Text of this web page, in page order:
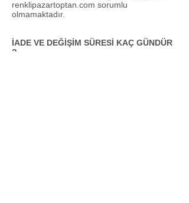
renklipazartoptan.com sorumlu
olmamaktadır.
İADE VE DEĞİŞİM SÜRESİ KAÇ GÜNDÜR
?